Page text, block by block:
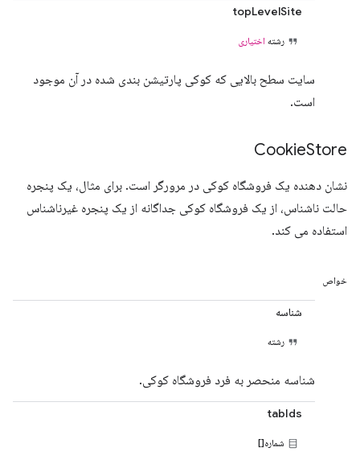
topLevelSite
رشته اختیاری
سایت سطح بالایی که کوکی پارتیشن بندی شده در آن موجود
است.
CookieStore
نشان دهنده یک فروشگاه کوکی در مرورگر است. برای مثال، یک پنجره
حالت ناشناس، از یک فروشگاه کوکی جداگانه از یک پنجره غیرناشناس
استفاده می کند.
خواص
شناسه
رشته
شناسه منحصر به فرد فروشگاه کوکی.
tabIds
شماره[]